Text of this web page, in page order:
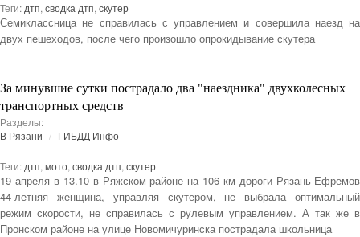
Теги: дтп, сводка дтп, скутер
Семиклассница не справилась с управлением и совершила наезд на
двух пешеходов, после чего произошло опрокидывание скутера
За минувшие сутки пострадало два "наездника" двухколесных
транспортных средств
Разделы:
В Рязани
ГИБДД Инфо
Теги: дтп, мото, сводка дтп, скутер
19 апреля в 13.10 в Ряжском районе на 106 км дороги Рязань-Ефремов
44-летняя женщина, управляя скутером, не выбрала оптимальный
режим скорости, не справилась с рулевым управлением. А так же в
Пронском районе на улице Новомичуринска пострадала школьница